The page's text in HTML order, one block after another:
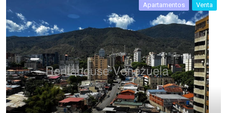
Apartamentos Venta